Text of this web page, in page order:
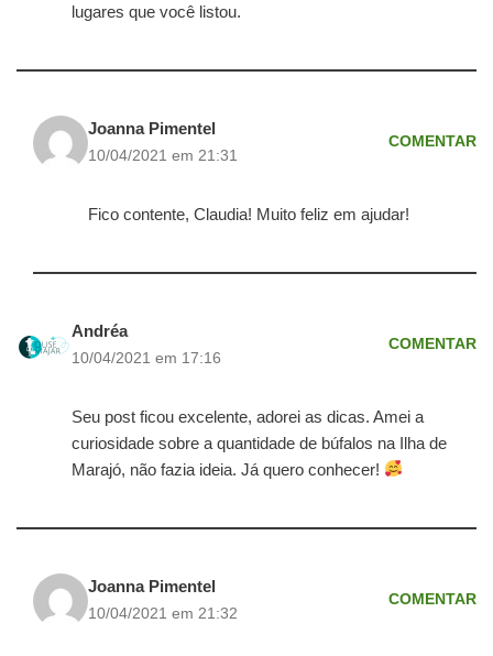
lugares que você listou.
Joanna Pimentel
10/04/2021 em 21:31
COMENTAR
Fico contente, Claudia! Muito feliz em ajudar!
Andréa
10/04/2021 em 17:16
COMENTAR
Seu post ficou excelente, adorei as dicas. Amei a
curiosidade sobre a quantidade de búfalos na Ilha de
Marajó, não fazia ideia. Já quero conhecer!
Joanna Pimentel
10/04/2021 em 21:32
COMENTAR